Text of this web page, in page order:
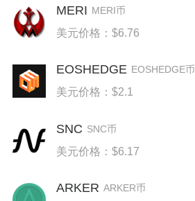
MERI MERI币
美元价格：$6.76
EOSHEDGE EOSHEDGE币
美元价格：$2.1
SNC SNC币
美元价格：$6.17
ARKER ARKER币